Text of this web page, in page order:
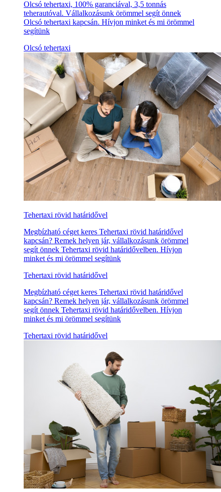
Olcsó tehertaxi, 100% garanciával, 3,5 tonnás
teherautóval. Vállalkozásunk örömmel segít önnek
Olcsó tehertaxi kapcsán. Hívjon minket és mi örömmel
segítünk
Olcsó tehertaxi
Tehertaxi rövid határidővel
Megbízható céget keres Tehertaxi rövid határidővel
kapcsán? Remek helyen jár, vállalkozásunk örömmel
segít önnek Tehertaxi rövid határidővelben. Hívjon
minket és mi örömmel segítünk
Tehertaxi rövid határidővel
Megbízható céget keres Tehertaxi rövid határidővel
kapcsán? Remek helyen jár, vállalkozásunk örömmel
segít önnek Tehertaxi rövid határidővelben. Hívjon
minket és mi örömmel segítünk
Tehertaxi rövid határidővel